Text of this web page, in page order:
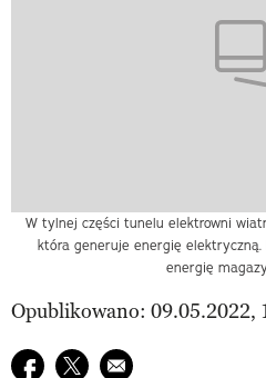
W tylnej części tunelu elektrowni
która generuje energię elektryczną.
energię
Opublikowano: 09.05.2022,
Udostępnij na facebook
Udostępnij na twitter
E-mail do